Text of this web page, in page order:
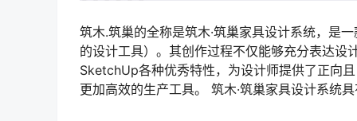
筑木.筑巢的全称是筑木·筑巢家具设计系统，是
的设计工具）。其创作过程不仅能够充分表达设
SketchUp各种优秀特性，为设计师提供了正向
更加高效的生产工具。 筑木·筑巢家具设计系统